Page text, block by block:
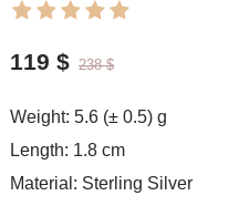
119 $ 238 $
Weight: 5.6 (± 0.5) g
Length: 1.8 cm
Material: Sterling Silver